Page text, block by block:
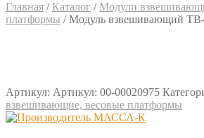
Главная / Каталог / Модули
платформы /Модуль взвешивающий TB-
Артикул: Артикул: 00-00020975
взвешивающие, весовые платформы